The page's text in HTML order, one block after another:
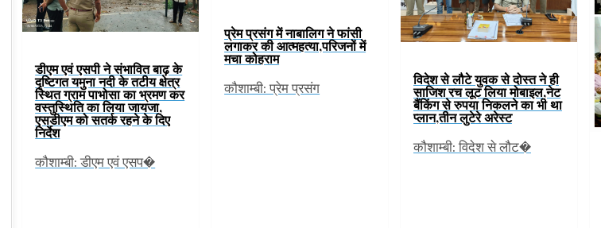
डीएम एवं एसपी ने संभावित बाढ़ के
दृष्टिगत यमुना नदी के तटीय क्षेत्र
स्थित ग्राम पाभोसा का भ्रमण कर
वस्तुस्थिति का लिया जायजा,
एसडीएम को सतर्क रहने के दिए
निर्देश
कौशाम्बी: डीएम एवं एसप�
प्रेम प्रसंग में नाबालिग ने फांसी
लगाकर की आत्महत्या,परिजनों में
मचा कोहराम
कौशाम्बी: प्रेम प्रसंग
विदेश से लौटे युवक से दोस्त ने ही
साजिश रच लूट लिया मोबाइल,नेट
बैंकिंग से रुपया निकलने का भी था
प्लान,तीन लुटेरे अरेस्ट
कौशाम्बी: विदेश से लौट�